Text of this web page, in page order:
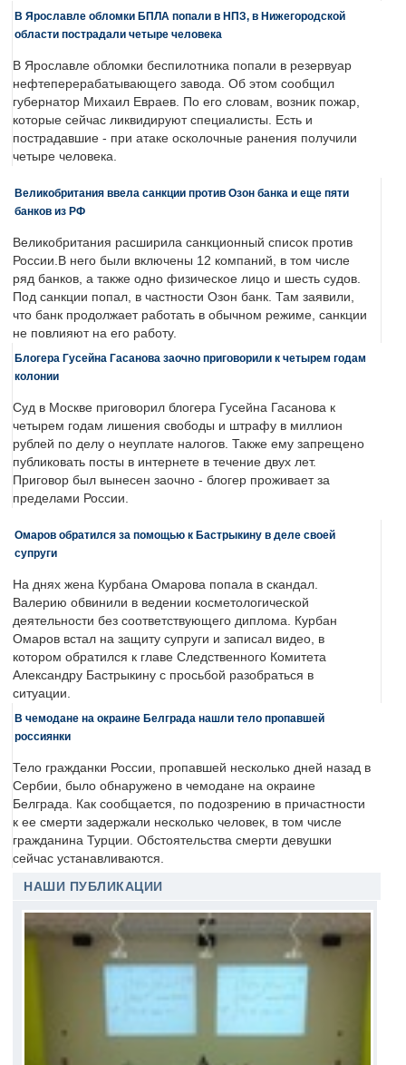
В Ярославле обломки БПЛА попали в НПЗ, в Нижегородской
области пострадали четыре человека
В Ярославле обломки беспилотника попали в резервуар
нефтеперерабатывающего завода. Об этом сообщил
губернатор Михаил Евраев. По его словам, возник пожар,
которые сейчас ликвидируют специалисты. Есть и
пострадавшие - при атаке осколочные ранения получили
четыре человека.
Великобритания ввела санкции против Озон банка и еще пяти
банков из РФ
Великобритания расширила санкционный список против
России.В него были включены 12 компаний, в том числе
ряд банков, а также одно физическое лицо и шесть судов.
Под санкции попал, в частности Озон банк. Там заявили,
что банк продолжает работать в обычном режиме, санкции
не повлияют на его работу.
Блогера Гусейна Гасанова заочно приговорили к четырем годам
колонии
Суд в Москве приговорил блогера Гусейна Гасанова к
четырем годам лишения свободы и штрафу в миллион
рублей по делу о неуплате налогов. Также ему запрещено
публиковать посты в интернете в течение двух лет.
Приговор был вынесен заочно - блогер проживает за
пределами России.
Омаров обратился за помощью к Бастрыкину в деле своей
супруги
На днях жена Курбана Омарова попала в скандал.
Валерию обвинили в ведении косметологической
деятельности без соответствующего диплома. Курбан
Омаров встал на защиту супруги и записал видео, в
котором обратился к главе Следственного Комитета
Александру Бастрыкину с просьбой разобраться в
ситуации.
В чемодане на окраине Белграда нашли тело пропавшей
россиянки
Тело гражданки России, пропавшей несколько дней назад в
Сербии, было обнаружено в чемодане на окраине
Белграда. Как сообщается, по подозрению в причастности
к ее смерти задержали несколько человек, в том числе
гражданина Турции. Обстоятельства смерти девушки
сейчас устанавливаются.
НАШИ ПУБЛИКАЦИИ